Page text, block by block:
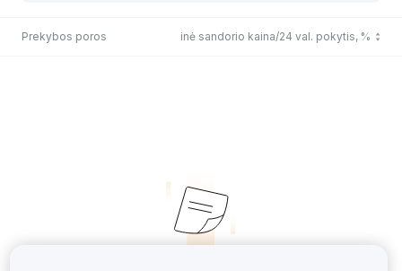
Prekybos poros Paskutinė sandorio kaina/24 val. pokytis, %